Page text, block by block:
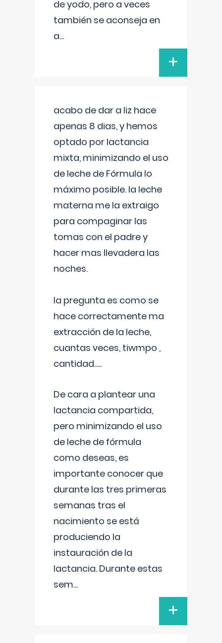
de yodo, pero a veces
también se aconseja en
a...
+
acabo de dar a liz hace
apenas 8 dias, y hemos
optado por lactancia
mixta, minimizando el uso
de leche de Fórmula lo
máximo posible. la leche
materna me la extraigo
para compaginar las
tomas con el padre y
hacer mas llevadera las
noches.
la pregunta es como se
hace correctamente ma
extracción de la leche,
cuantas veces, tiwmpo ,
cantidad.....
De cara a plantear una
lactancia compartida,
pero minimizando el uso
de leche de fórmula
como deseas, es
importante conocer que
durante las tres primeras
semanas tras el
nacimiento se está
produciendo la
instauración de la
lactancia. Durante estas
sem...
+